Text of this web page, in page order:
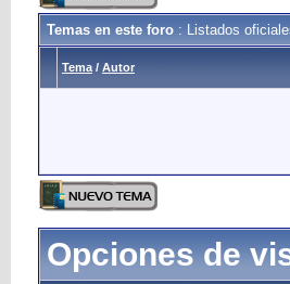
Temas en este foro : Listados
Tema / Autor
Opciones de